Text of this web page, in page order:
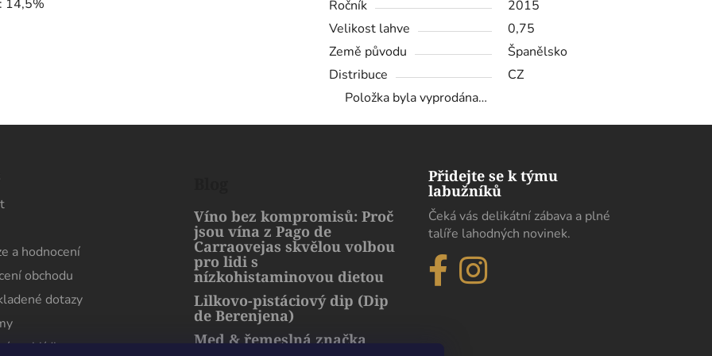
14,5%
Ročník
2015
Velikost lahve
0,75
Země původu
Španělsko
Distribuce
CZ
Položka byla vyprodána…
a hodnocení
obchodu
dotazy
prohlídka
Víno bez kompromisů: Proč
jsou vína z Pago de
Carraovejas skvělou volbou
pro lidi s
nízkohistaminovou dietou
Lilkovo-pistáciový dip (Dip
de Berenjena)
Med & řemeslná značka
Přidejte se k týmu
labužníků
Čeká vás delikátní zábava a plné
talíře lahodných novinek.